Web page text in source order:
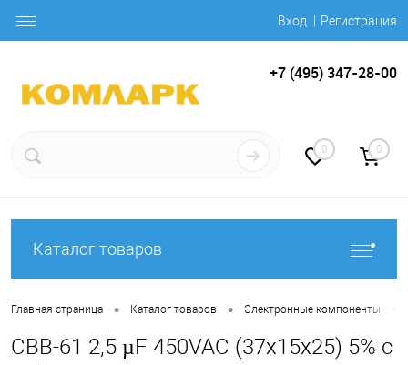
Вход Регистрация
+7 (495) 347-28-00
0 0
Каталог товаров
Главная страница • Каталог товаров • Электронные компоненты
CBB-61 2,5 µF 450VAC (37x15x25) 5% с